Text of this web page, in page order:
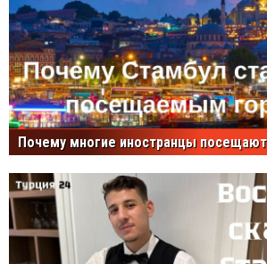
Почему многие иностранцы